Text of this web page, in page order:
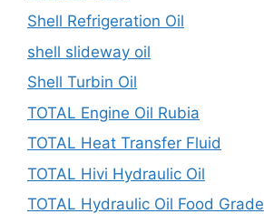
Shell Refrigeration Oil
shell slideway oil
Shell Turbin Oil
TOTAL Engine Oil Rubia
TOTAL Heat Transfer Fluid
TOTAL Hivi Hydraulic Oil
TOTAL Hydraulic Oil Food Grade